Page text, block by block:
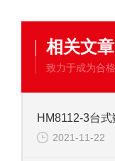
相关文章
致力于成为合
2021-11-22